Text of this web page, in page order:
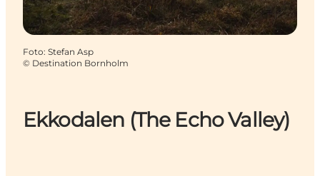
Ekkodalen (The Echo Valley)
Foto: Stefan Asp
© Destination Bornholm